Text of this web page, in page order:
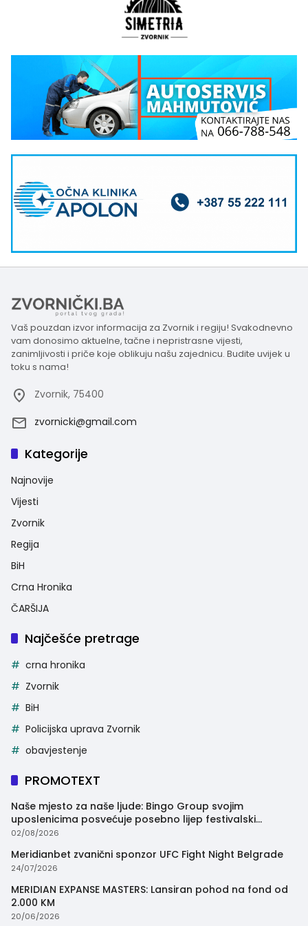
Vaš pouzdan izvor informacija za Zvornik i regiju! Svakodnevno
vam donosimo aktuelne, tačne i nepristrasne vijesti,
zanimljivosti i priče koje oblikuju našu zajednicu. Budite uvijek u
toku s nama!
Zvornik, 75400
zvornicki@gmail.com
Kategorije
Najnovije
Vijesti
Zvornik
Regija
BiH
Crna Hronika
ČARŠIJA
Najčešće pretrage
crna hronika
Zvornik
BiH
Policijska uprava Zvornik
obavjestenje
PROMOTEXT
Naše mjesto za naše ljude: Bingo Group svojim
uposlenicima posvećuje posebno lijep festivalski
trenutak
02/08/2026
Meridianbet zvanični sponzor UFC Fight Night Belgrade
24/07/2026
MERIDIAN EXPANSE MASTERS: Lansiran pohod na fond od
2.000 KM
20/06/2026